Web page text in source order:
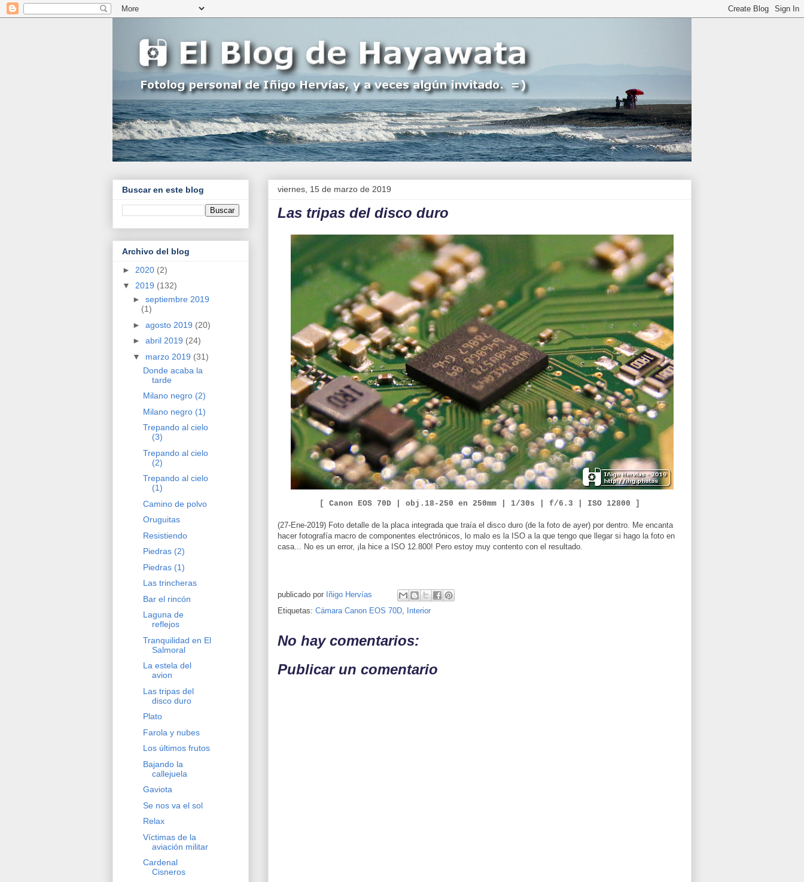
viernes, 15 de marzo de 2019
Las tripas del disco duro
[ Canon EOS 70D | obj. 18 -250 en 250mm | 1/30s | f/6.3 ISO 12800 ]
(27-Ene-2019) Foto detalle de la placa integrada que traía el disco duro (de la foto de ayer) por dentro. Me encanta
hacer fotografía macro de componentes electrónicos, lo malo es la ISO a la que tengo que llegar si hago la foto en
casa... No es un error, ¡la hice a ISO 12.800! Pero estoy muy contento con el resultado.
publicado por Iñigo Hervías
Etiquetas: Cámara Canon EOS 70D, Interior
No hay comentarios:
Publicar un comentario
Buscar en este blog
Archivo del blog
► 2020 (2)
▼ 2019 (132)
► septiembre 2019
(1)
► agosto 2019 (20)
► abril 2019 (24)
▼ marzo 2019 (31)
Donde acaba la
tarde
Milano negro (2)
Milano negro (1)
Trepando al cielo
(3)
Trepando al cielo
(2)
Trepando al cielo
(1)
Camino de polvo
Oruguitas
Resistiendo
Piedras (2)
Piedras (1)
Las trincheras
Bar el rincón
Laguna de
reflejos
Tranquilidad en El
Salmoral
La estela del
avion
Las tripas del
disco duro
Plato
Farola y nubes
Los últimos frutos
Bajando la
callejuela
Gaviota
Se nos va el sol
Relax
Víctimas de la
aviación militar
Cardenal
Cisneros